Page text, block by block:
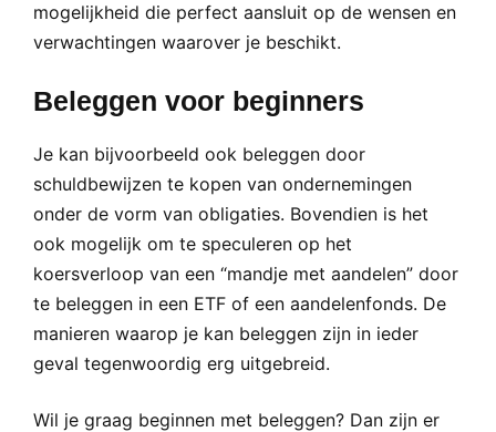
mogelijkheid die perfect aansluit op de wensen en
verwachtingen waarover je beschikt.
Beleggen voor beginners
Je kan bijvoorbeeld ook beleggen door
schuldbewijzen te kopen van ondernemingen
onder de vorm van obligaties. Bovendien is het
ook mogelijk om te speculeren op het
koersverloop van een “mandje met aandelen” door
te beleggen in een ETF of een aandelenfonds. De
manieren waarop je kan beleggen zijn in ieder
geval tegenwoordig erg uitgebreid.
Wil je graag beginnen met beleggen? Dan zijn er